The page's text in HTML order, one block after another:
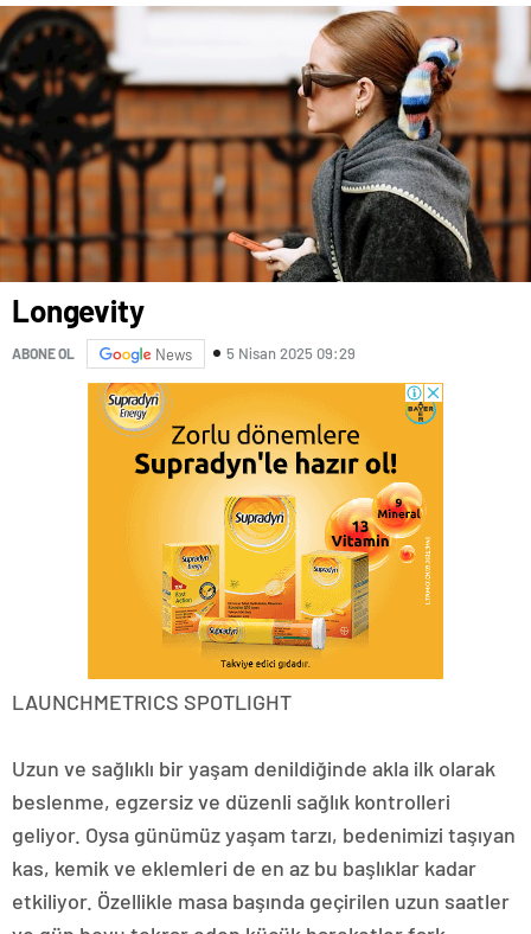
Longevity
ABONE OL News 5 Nisan 2025 09:29
LAUNCHMETRICS SPOTLIGHT
Uzun ve sağlıklı bir yaşam denildiğinde akla ilk olarak
beslenme, egzersiz ve düzenli sağlık kontrolleri
geliyor. Oysa günümüz yaşam tarzı, bedenimizi taşıyan
kas, kemik ve eklemleri de en az bu başlıklar kadar
etkiliyor. Özellikle masa başında geçirilen uzun saatler